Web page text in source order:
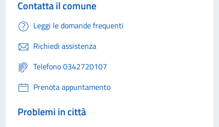
Contatta il comune
Leggi le domande frequenti
Richiedi assistenza
Telefono 0342720107
Prenota appuntamento
Problemi in città